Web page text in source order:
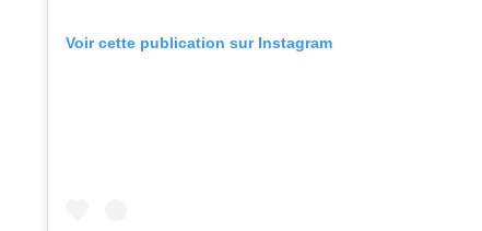
Voir cette publication sur Instagram